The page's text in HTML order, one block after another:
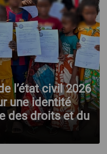
l’état civil 2026
une identité
des droits et du